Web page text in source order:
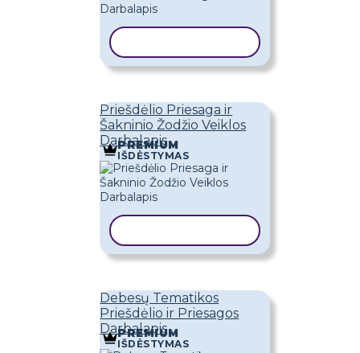
Priešdėlio Priesaga ir
Šakninio Žodžio Veiklos
Darbalapis
PREMIUM
IŠDĖSTYMAS
Debesų Tematikos
Priešdėlio ir Priesagos
Darbalapis
PREMIUM
IŠDĖSTYMAS